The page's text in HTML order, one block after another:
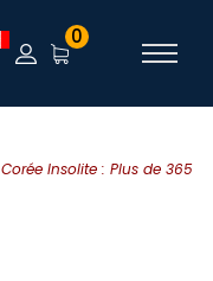
Corée Insolite : Plus de 365
0